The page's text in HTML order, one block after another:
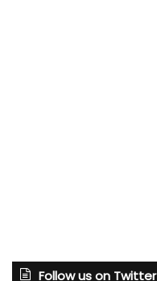
Follow us on Twitter